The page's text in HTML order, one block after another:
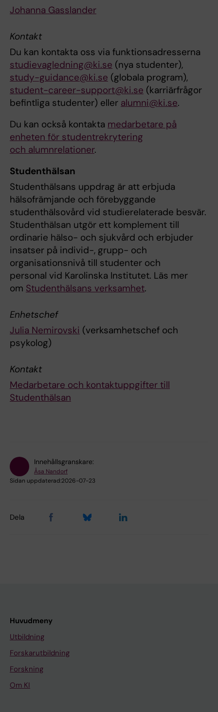
Johanna Gasslander
Kontakt
Du kan kontakta oss via funktionsadresserna
studievagledning@ki.se (nya studenter),
study-guidance@ki.se (globala program),
student-career-support@ki.se (karriärfrågor
befintliga studenter) eller alumni@ki.se.
Du kan också kontakta medarbetare på
enheten för studentrekrytering
och alumnrelationer.
Studenthälsan
Studenthälsans uppdrag är att erbjuda
hälsofrämjande och förebyggande
studenthälsovård vid studierelaterade besvär.
Studenthälsan utgör ett komplement till
ordinarie hälso- och sjukvård och erbjuder
insatser på individ-, grupp- och
organisationsnivå till studenter och
personal vid Karolinska Institutet. Läs mer
om Studenthälsans verksamhet.
Enhetschef
Julia Nemirovski (verksamhetschef och
psykolog)
Kontakt
Medarbetare och kontaktuppgifter till
Studenthälsan
Innehållsgranskare:
Åsa Nandorf
Sidan uppdaterad:2026-07-23
Dela
Huvudmeny
Utbildning
Forskarutbildning
Forskning
Om KI